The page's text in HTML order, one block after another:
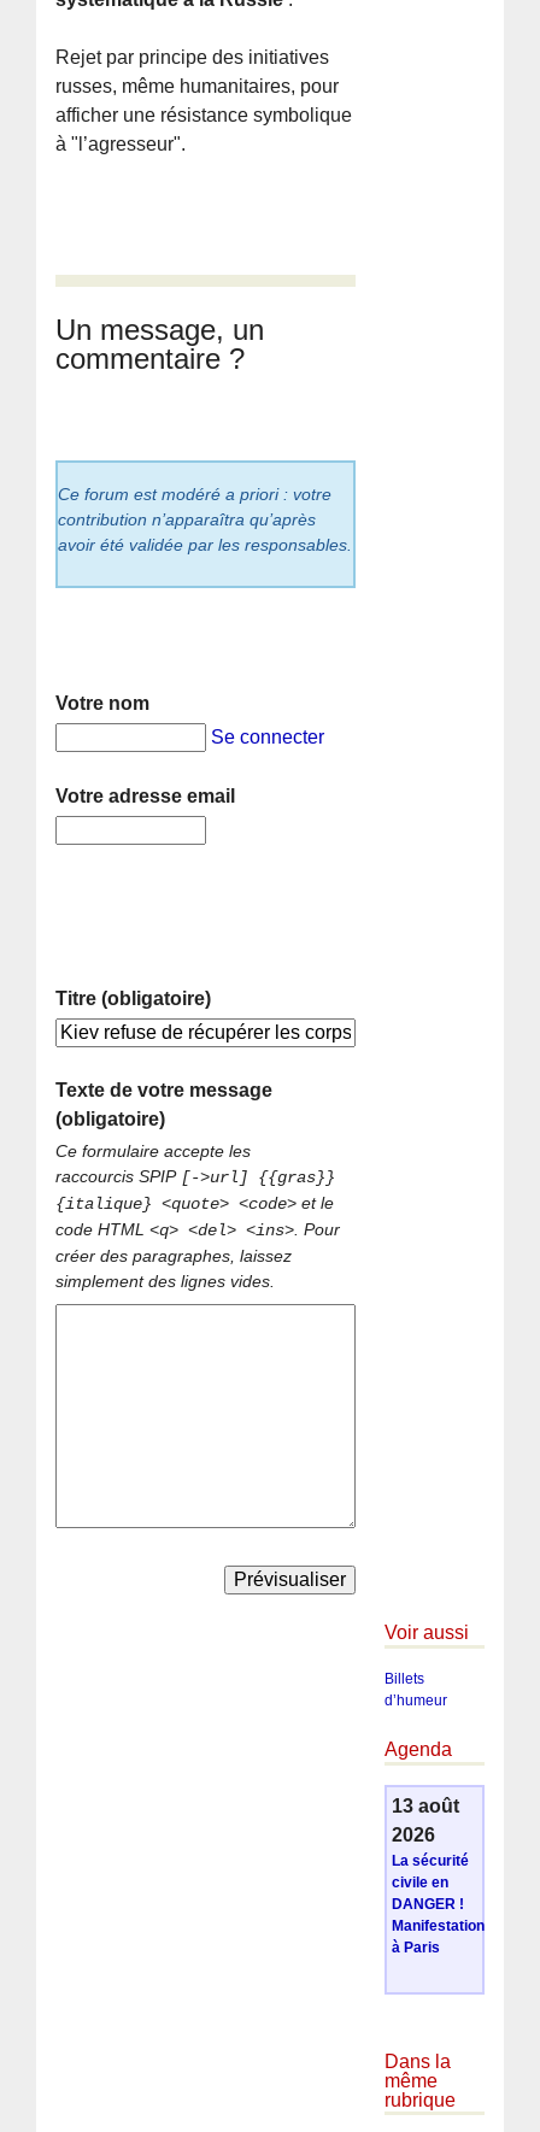
Rejet par principe des initiatives
russes, même humanitaires, pour
afficher une résistance symbolique
à "l’agresseur".
Un message, un
commentaire ?
Ce forum est modéré a priori : votre
contribution n’apparaîtra qu’après
avoir été validée par les responsables.
Votre nom
Se connecter
Votre adresse email
Titre (obligatoire)
Texte de votre message
(obligatoire)
Ce formulaire accepte les
raccourcis SPIP [->url] {{gras}}
{italique} <quote> <code> et le
code HTML<q> <del> <ins>. Pour
créer des paragraphes, laissez
simplement des lignes vides.
Voir aussi
Billets
d’humeur
Agenda
13 août
2026
La sécurité
civile en
DANGER !
Manifestation
à Paris
Dans la
même
rubrique